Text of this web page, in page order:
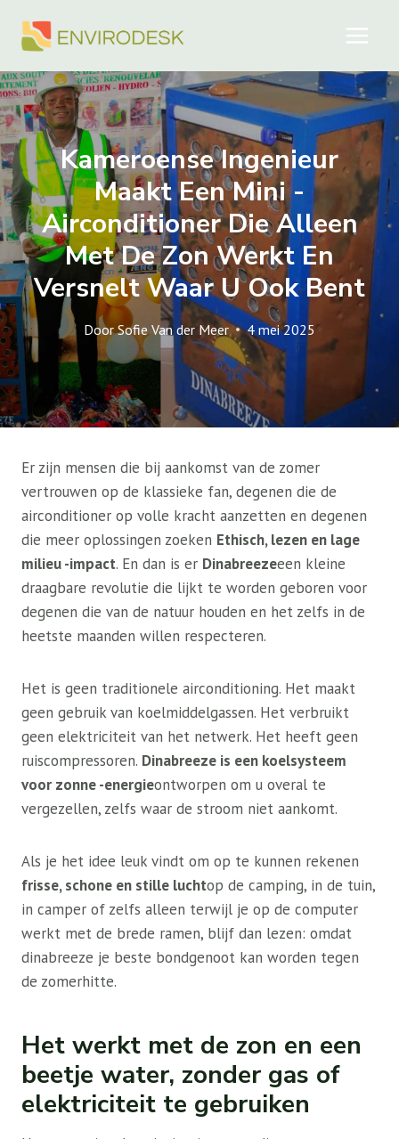
naar
Kameroense Ingenieur
Maakt Een Mini -
Airconditioner Die Alleen
Met De Zon Werkt En
Versnelt Waar U Ook Bent
DoorSofie Van der Meer 4 mei 2025
Er zijn mensen die bij aankomst van de zomer
vertrouwen op de klassieke fan, degenen die de
airconditioner op volle kracht aanzetten en degenen
die meer oplossingen zoeken Ethisch, lezen en lage
milieu -impact. En dan is er Dinabreezeeen kleine
draagbare revolutie die lijkt te worden geboren voor
degenen die van de natuur houden en het zelfs in de
heetste maanden willen respecteren.
Het is geen traditionele airconditioning. Het maakt
geen gebruik van koelmiddelgassen. Het verbruikt
geen elektriciteit van het netwerk. Het heeft geen
ruiscompressoren. Dinabreeze is een koelsysteem
voor zonne -energieontworpen om u overal te
vergezellen, zelfs waar de stroom niet aankomt.
Als je het idee leuk vindt om op te kunnen rekenen
frisse, schone en stille luchtop de camping, in de tuin,
in camper of zelfs alleen terwijl je op de computer
werkt met de brede ramen, blijf dan lezen: omdat
dinabreeze je beste bondgenoot kan worden tegen
de zomerhitte.
Het werkt met de zon en een
beetje water, zonder gas of
elektriciteit te gebruiken